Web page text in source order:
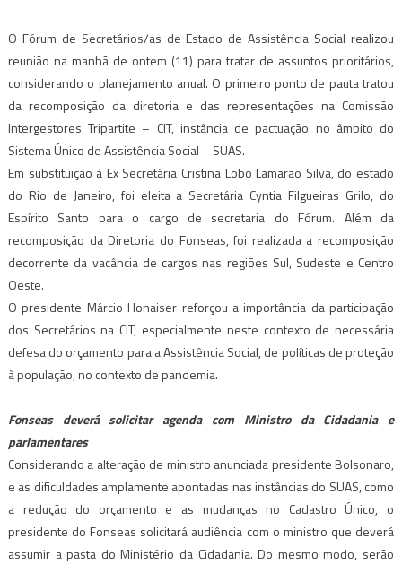
O Fórum de Secretários/as de Estado de Assistência Social realizou
reunião na manhã de ontem (11) para tratar de assuntos prioritários,
considerando o planejamento anual. O primeiro ponto de pauta tratou
da recomposição da diretoria e das representações na Comissão
Intergestores Tripartite – CIT, instância de pactuação no âmbito do
Sistema Único de Assistência Social – SUAS.
Em substituição à Ex Secretária Cristina Lobo Lamarão Silva, do estado
do Rio de Janeiro, foi eleita a Secretária Cyntia Filgueiras Grilo, do
Espírito Santo para o cargo de secretaria do Fórum. Além da
recomposição da Diretoria do Fonseas, foi realizada a recomposição
decorrente da vacância de cargos nas regiões Sul, Sudeste e Centro
Oeste.
O presidente Márcio Honaiser reforçou a importância da participação
dos Secretários na CIT, especialmente neste contexto de necessária
defesa do orçamento para a Assistência Social, de políticas de proteção
à população, no contexto de pandemia.
Fonseas deverá solicitar agenda com Ministro da Cidadania e
parlamentares
Considerando a alteração de ministro anunciada presidente Bolsonaro,
e as dificuldades amplamente apontadas nas instâncias do SUAS, como
a redução do orçamento e as mudanças no Cadastro Único, o
presidente do Fonseas solicitará audiência com o ministro que deverá
assumir a pasta do Ministério da Cidadania. Do mesmo modo, serão